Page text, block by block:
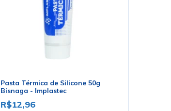
Pasta Térmica de Silicone 50g
Bisnaga - Implastec
R$12,96